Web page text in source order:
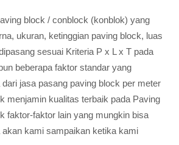
block / conblock (konblok) yang
ukuran, ketinggian paving block, luas
sesuai Kriteria P x L x T pada
beberapa faktor standar yang
jasa pasang paving block per meter
menjamin kualitas terbaik pada Paving
faktor-faktor lain yang mungkin bisa
akan kami sampaikan ketika kami